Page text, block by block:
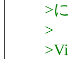
>
>